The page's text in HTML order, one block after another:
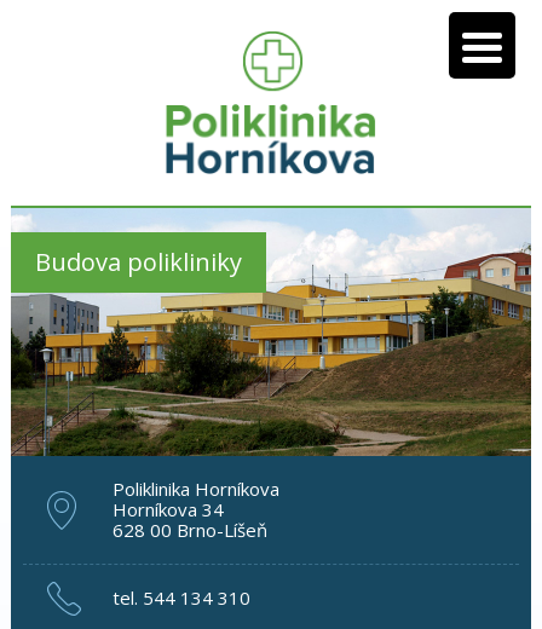
Budova polikliniky
Poliklinika Horníkova
Horníkova 34
628 00 Brno-Líšeň
tel. 544 134 310